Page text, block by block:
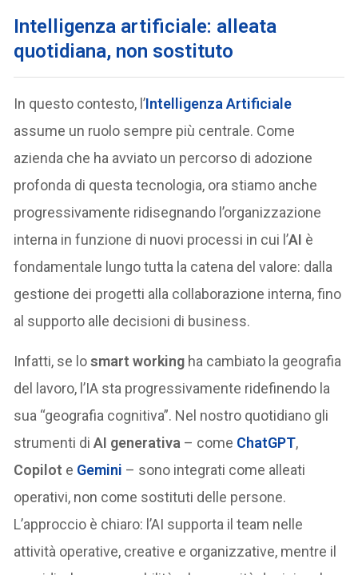
Intelligenza artificiale: alleata
quotidiana, non sostituto
In questo contesto, l’Intelligenza Artificiale
assume un ruolo sempre più centrale. Come
azienda che ha avviato un percorso di adozione
profonda di questa tecnologia, ora stiamo anche
progressivamente ridisegnando l’organizzazione
interna in funzione di nuovi processi in cui l’AI è
fondamentale lungo tutta la catena del valore: dalla
gestione dei progetti alla collaborazione interna, fino
al supporto alle decisioni di business.
Infatti, se losmart working ha cambiato la geografia
del lavoro, l’IA sta progressivamente ridefinendo la
sua “geografia cognitiva”. Nel nostro quotidiano gli
strumenti diAI generativa – come ChatGPT,
Copilot e Gemini – sono integrati come alleati
operativi, non come sostituti delle persone.
L’approccio è chiaro: l’AI supporta il team nelle
attività operative, creative e organizzative, mentre il